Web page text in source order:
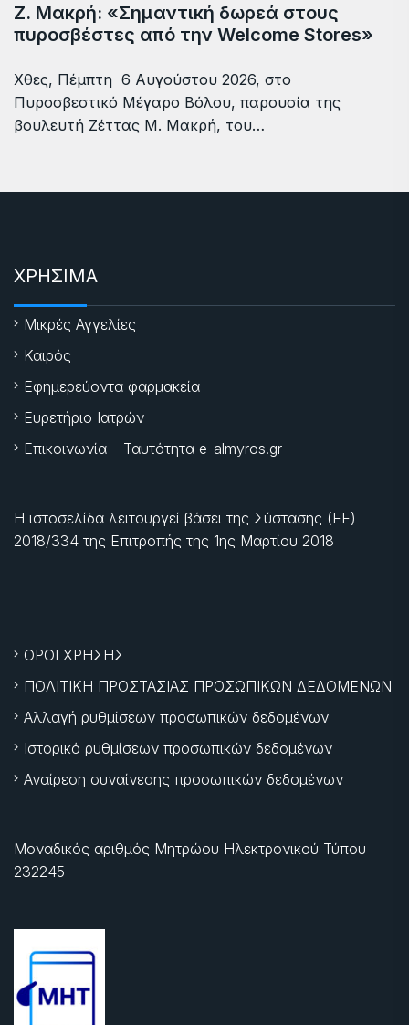
Ζ. Μακρή: «Σημαντική δωρεά στους
πυροσβέστες από την Welcome Stores»
Χθες, Πέμπτη 6 Αυγούστου 2026, στο
Πυροσβεστικό Μέγαρο Βόλου, παρουσία της
βουλευτή Ζέττας Μ. Μακρή, του…
ΧΡΗΣΙΜΑ
Μικρές Αγγελίες
Καιρός
Εφημερεύοντα φαρμακεία
Ευρετήριο Ιατρών
Επικοινωνία – Ταυτότητα e-almyros.gr
Η ιστοσελίδα λειτουργεί βάσει της Σύστασης (ΕΕ)
2018/334 της Επιτροπής της 1ης Μαρτίου 2018
ΟΡΟΙ ΧΡΗΣΗΣ
ΠΟΛΙΤΙΚΗ ΠΡΟΣΤΑΣΙΑΣ ΠΡΟΣΩΠΙΚΩΝ ΔΕΔΟΜΕΝΩΝ
Αλλαγή ρυθμίσεων προσωπικών δεδομένων
Ιστορικό ρυθμίσεων προσωπικών δεδομένων
Αναίρεση συναίνεσης προσωπικών δεδομένων
Μοναδικός αριθμός Μητρώου Ηλεκτρονικού Τύπου
232245